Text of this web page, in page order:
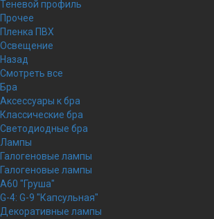
Теневой профиль
Прочее
Пленка ПВХ
Освещение
Назад
Смотреть все
Бра
Аксессуары к бра
Классические бра
Светодиодные бра
Лампы
Галогеновые лампы
Галогеновые лампы
A60 "Груша"
G-4: G-9 "Капсульная"
Декоративные лампы